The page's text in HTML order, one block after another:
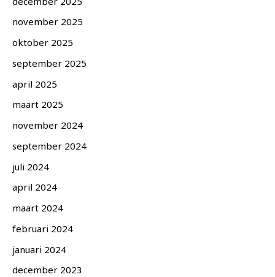
november 2025
oktober 2025
september 2025
april 2025
maart 2025
november 2024
september 2024
juli 2024
april 2024
maart 2024
februari 2024
januari 2024
december 2023